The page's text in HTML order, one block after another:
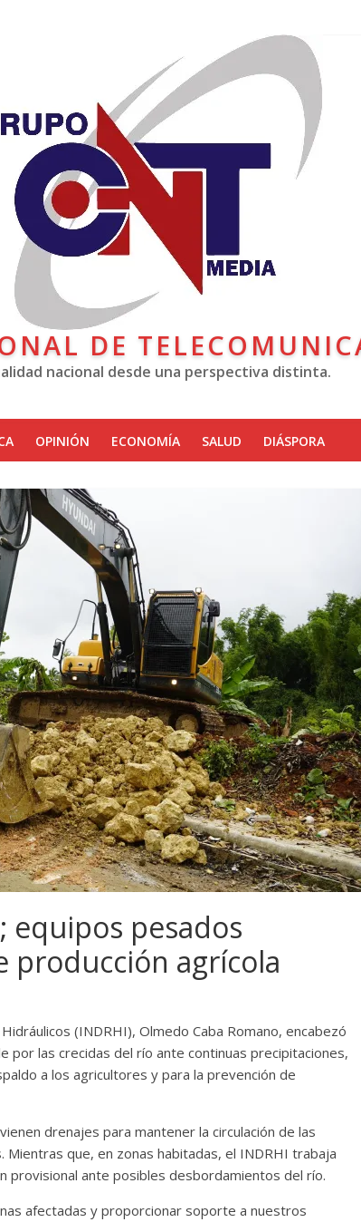
DE
nacional desde una perspectiva distinta.
OPINIÓN ECONOMÍA SALUD DIÁSPORA
equipos pesados
producción agrícola
(INDRHI), Olmedo Caba Romano, encabezó
por las crecidas del río ante continuas precipitaciones,
a los agricultores y para la prevención de
drenajes para mantener la circulación de las
que, en zonas habitadas, el INDRHI trabaja
provisional ante posibles desbordamientos del río.
afectadas y proporcionar soporte a nuestros